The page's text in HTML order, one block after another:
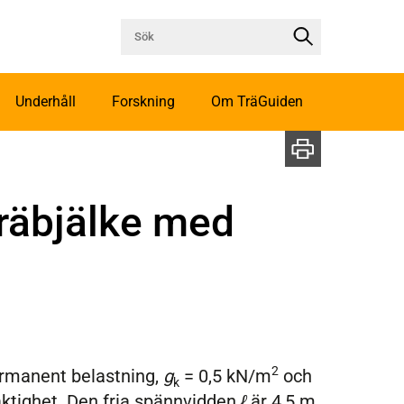
Underhåll Forskning Om TräGuiden
med
belastning, gk = 0,5 kN/m2 och